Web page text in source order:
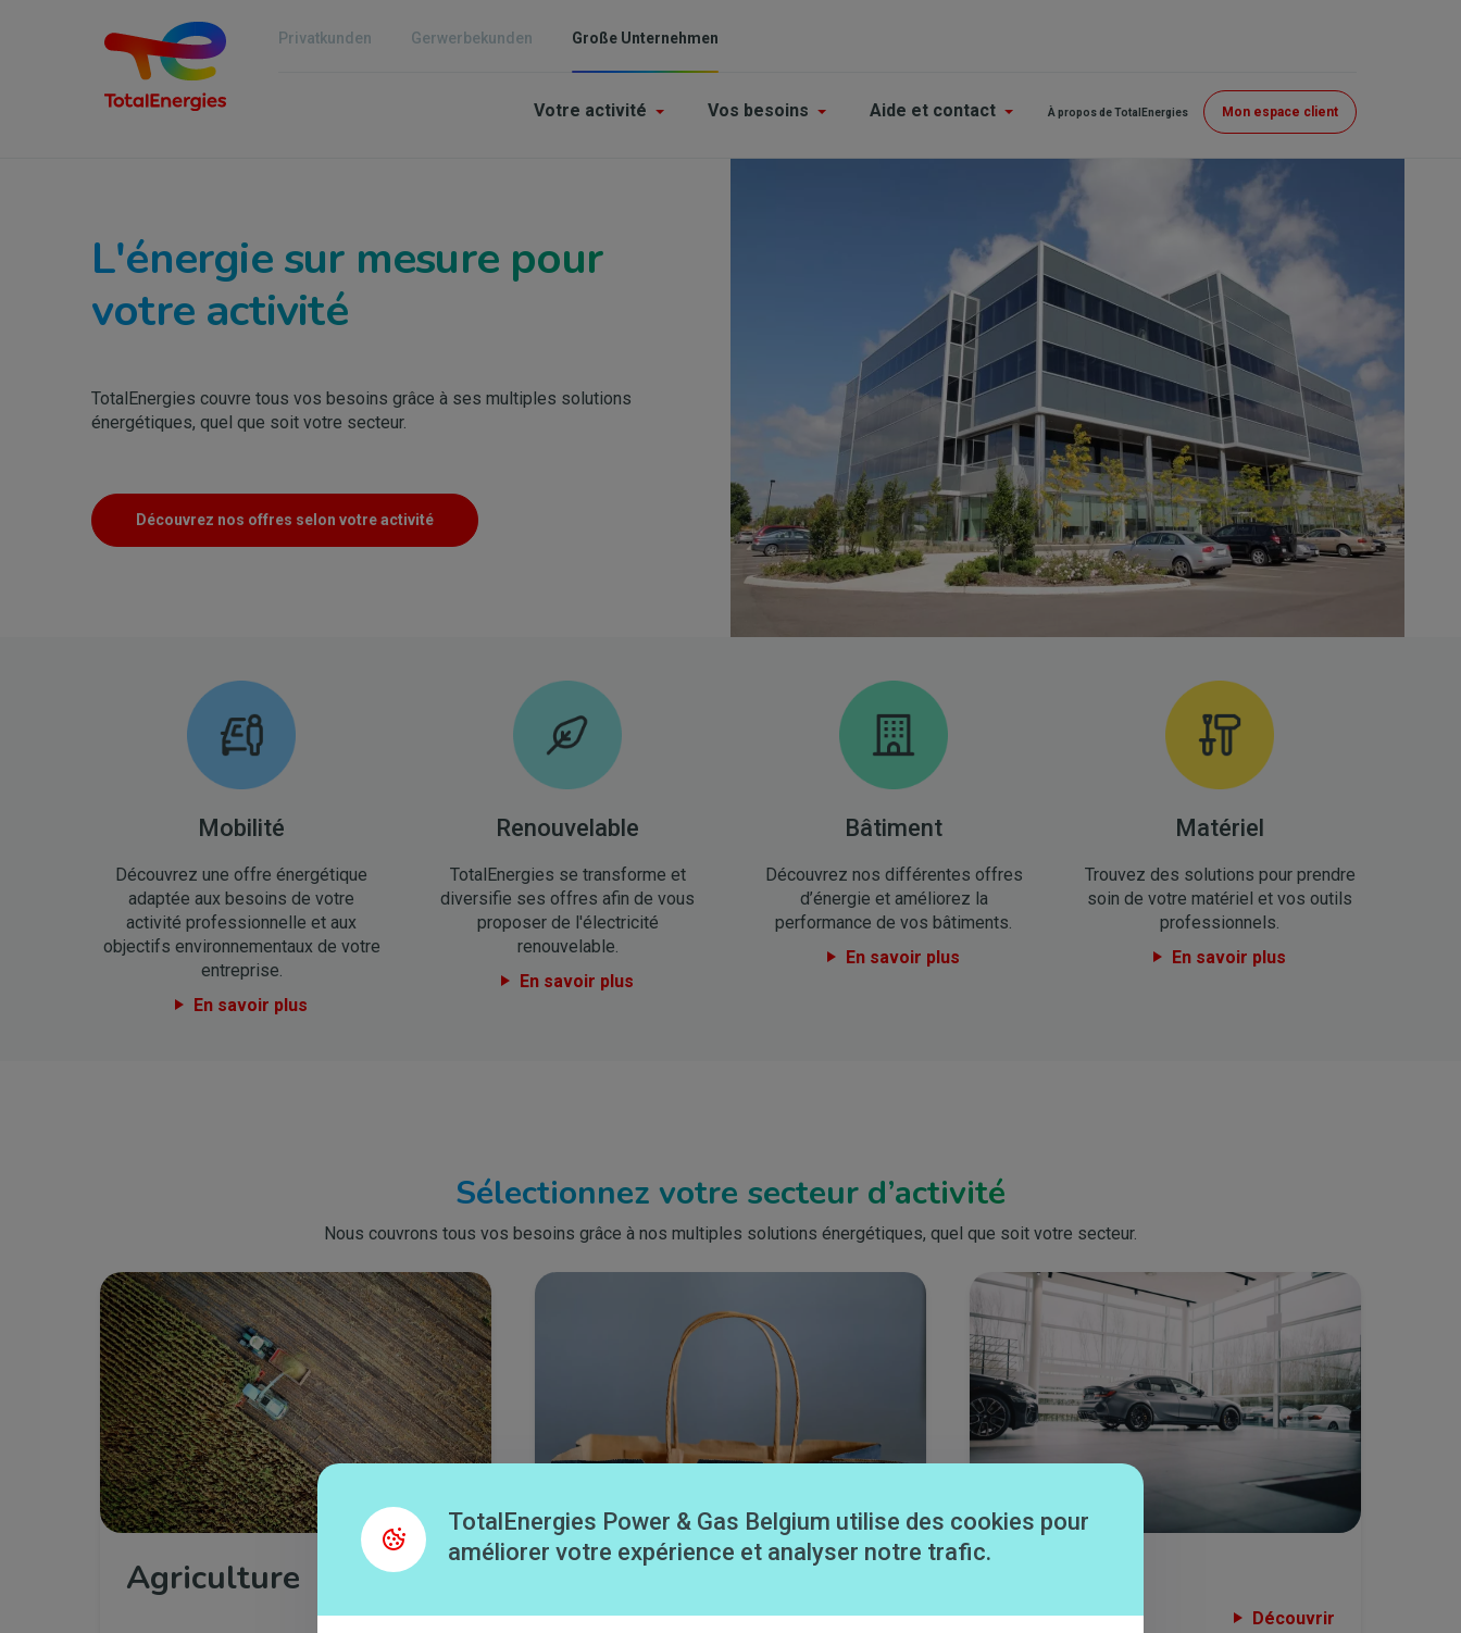
Privatkunden Gerwerbekunden Große Unternehmen
Main
enterprises
Votre activité Vos besoins Aide et contact
Menu
Top
(GE)
À propos de TotalEnergies Mon espace client
L'énergie sur mesure pour
votre activité
TotalEnergies couvre tous vos besoins grâce à ses multiples solutions
énergétiques, quel que soit votre secteur.
Découvrez nos offres selon votre activité
Mobilité
Découvrez une offre énergétique
adaptée aux besoins de votre
activité professionnelle et aux
objectifs environnementaux de votre
entreprise.
En savoir plus
Renouvelable
TotalEnergies se transforme et
diversifie ses offres afin de vous
proposer de l'électricité
renouvelable.
En savoir plus
Bâtiment
Découvrez nos différentes offres
d’énergie et améliorez la
performance de vos bâtiments.
En savoir plus
Matériel
Trouvez des solutions pour prendre
soin de votre matériel et vos outils
professionnels.
En savoir plus
Sélectionnez votre secteur d’activité
Nous couvrons tous vos besoins grâce à nos multiples solutions énergétiques, quel que soit votre secteur.
Bild
Agriculture
Découvrir
Bild
Commerce
Découvrir
Bild
Découvrir
TotalEnergies Power & Gas Belgium utilise des cookies pour
améliorer votre expérience et analyser notre trafic.